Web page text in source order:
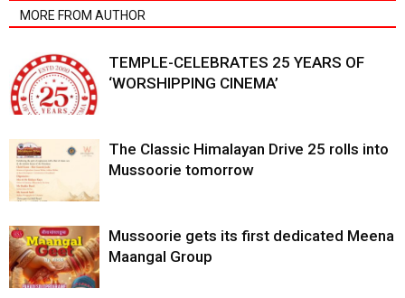
MORE FROM AUTHOR
TEMPLE-CELEBRATES 25 YEARS OF
‘WORSHIPPING CINEMA’
The Classic Himalayan Drive 25 rolls into
Mussoorie tomorrow
Mussoorie gets its first dedicated Meena
Maangal Group